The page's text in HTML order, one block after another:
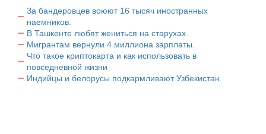
За бандеровцев воюют 16 тысяч иностранных
наемников.
В Ташкенте любят жениться на старухах.
Мигрантам вернули 4 миллиона зарплаты.
Что такое криптокарта и как использовать в
повседневной жизни
Индийцы и белорусы подкармливают Узбекистан.